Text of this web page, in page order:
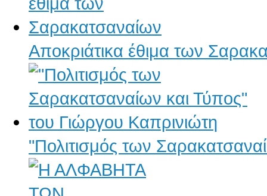
Αποκριάτικα έθιμα των
"Πολιτισμός των